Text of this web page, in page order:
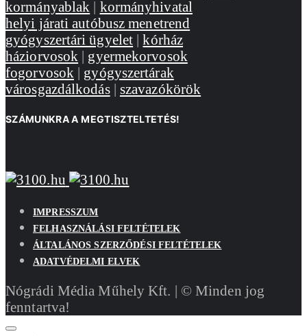
kormányablak | kormányhivatal
helyi járati autóbusz menetrend
gyógyszertári ügyelet |kórház
háziorvosok | gyermekorvosok
fogorvosok | gyógyszertárak
városgazdálkodás| szavazókörök
SZÁMUNKRA A MEGTISZTELTETÉS!
IMPRESSZUM
FELHASZNÁLÁSI FELTÉTELEK
ÁLTALÁNOS SZERZŐDÉSI FELTÉTELEK
ADATVÉDELMI ELVEK
Nógrádi Média Műhely Kft. | © Minden jog
fenntartva!